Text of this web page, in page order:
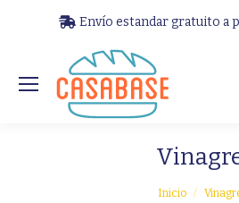
Envío estandar gratuito a
Estás aquí:
Inicio